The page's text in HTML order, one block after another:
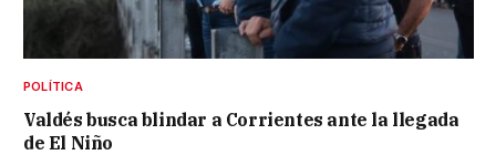
POLÍTICA
Valdés busca blindar a Corrientes ante la llegada
de El Niño